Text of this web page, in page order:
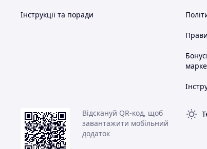
Інструкції та поради
Відскануй QR-код, щоб
завантажити мобільний
додаток